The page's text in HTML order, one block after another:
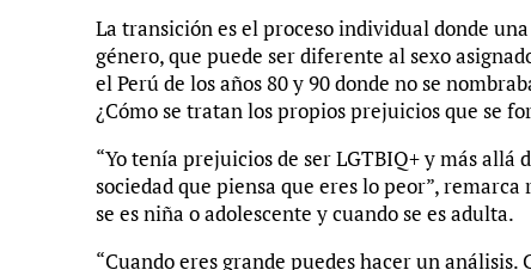
La transición es el proceso individual donde
género, que puede ser diferente al sexo
el Perú de los años 80 y 90 donde no se
¿Cómo se tratan los propios prejuicios que se
“Yo tenía prejuicios de ser LGTBIQ+ y más allá
sociedad que piensa que eres lo peor”,
se es niña o adolescente y cuando se es adulta.
“Cuando eres grande puedes hacer un